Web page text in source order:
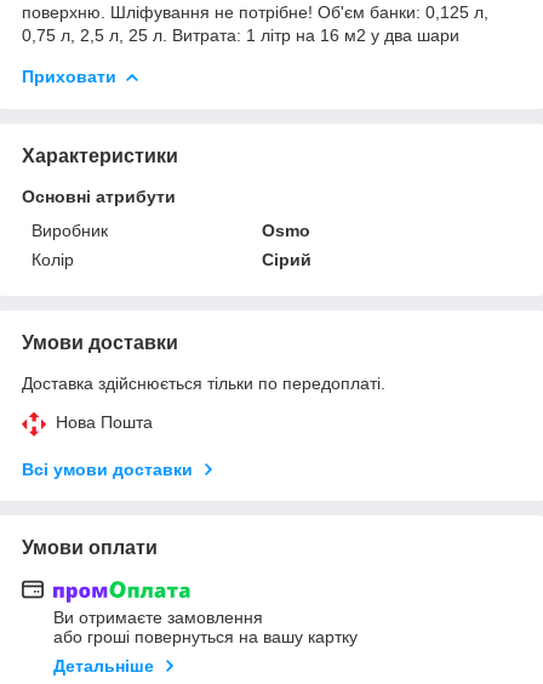
поверхню. Шліфування не потрібне! Об'єм банки: 0,125 л,
0,75 л, 2,5 л, 25 л. Витрата: 1 літр на 16 м2 у два шари
Приховати
Характеристики
Основні атрибути
Виробник
Osmo
Колір
Сірий
Умови доставки
Доставка здійснюється тільки по передоплаті.
Нова Пошта
Всі умови доставки
Умови оплати
Ви отримаєте замовлення
або гроші повернуться на вашу картку
Детальніше